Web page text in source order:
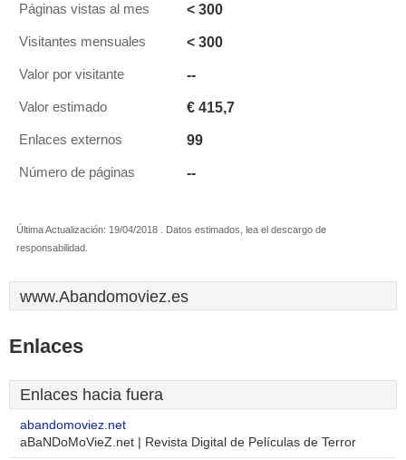
Páginas vistas al mes < 300
Visitantes mensuales < 300
Valor por visitante --
Valor estimado € 415,7
Enlaces externos 99
Número de páginas --
Última Actualización: 19/04/2018 . Datos estimados, lea el descargo de
responsabilidad.
www.Abandomoviez.es
Enlaces
Enlaces hacia fuera
abandomoviez.net
aBaNDoMoVieZ.net | Revista Digital de Películas de Terror